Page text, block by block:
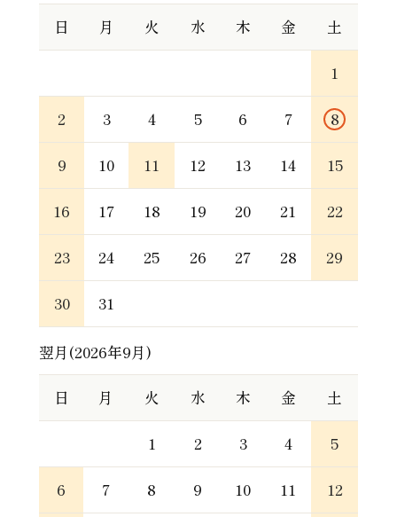
日 月 火 水 木 金 土
1
2 3 4 5 6 7 8
9 10 11 12 13 14 15
16 17 18 19 20 21 22
23 24 25 26 27 28 29
30 31
翌月(2026年9月)
日 月 火 水 木 金 土
1 2 3 4 5
6 7 8 9 10 11 12